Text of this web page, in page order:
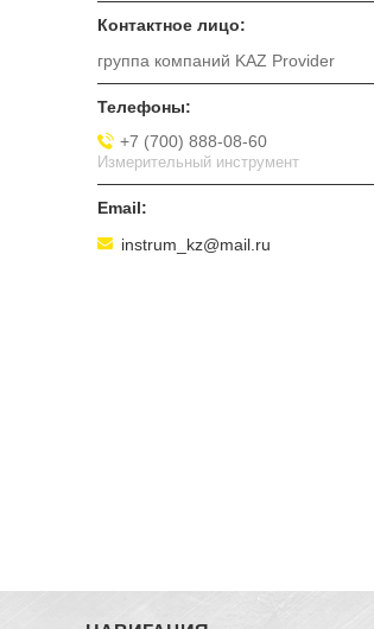
группа компаний KAZ Provider
+7 (700) 888-08-60
Измерительный инструмент
instrum_kz@mail.ru